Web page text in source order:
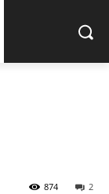
2
874